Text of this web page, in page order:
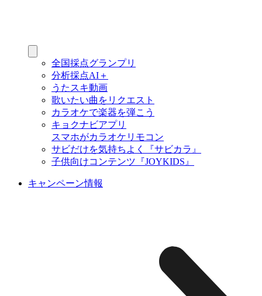
全国採点グランプリ
分析採点AI＋
うたスキ動画
歌いたい曲をリクエスト
カラオケで楽器を弾こう
キョクナビアプリ
スマホがカラオケリモコン
サビだけを気持ちよく『サビカラ』
子供向けコンテンツ『JOYKIDS』
キャンペーン情報